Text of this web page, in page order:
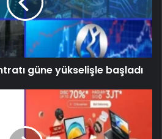
güne yükselişle başladı